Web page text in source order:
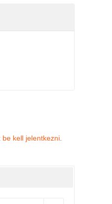
be kell jelentkezni.